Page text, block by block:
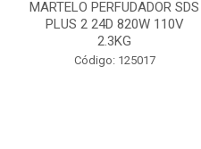
MARTELO PERFUDADOR SDS
PLUS 2 24D 820W 110V
2.3KG
Código: 125017